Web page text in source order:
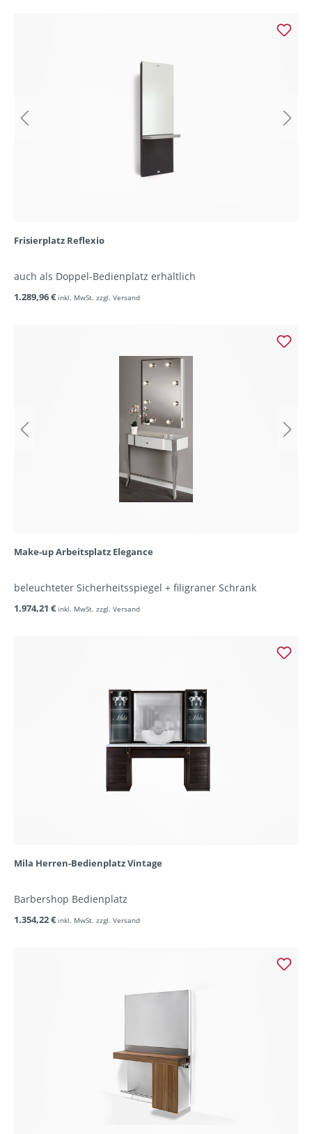
Frisierplatz Reflexio
auch als Doppel-Bedienplatz erhältlich
1.289,96 € inkl. MwSt. zzgl. Versand
Make-up Arbeitsplatz Elegance
beleuchteter Sicherheitsspiegel + filigraner Schrank
1.974,21 € inkl. MwSt. zzgl. Versand
Mila Herren-Bedienplatz Vintage
Barbershop Bedienplatz
1.354,22 € inkl. MwSt. zzgl. Versand